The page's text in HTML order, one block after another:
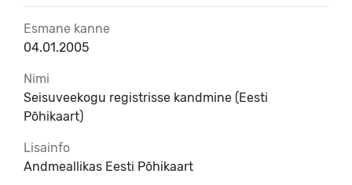
Esmane kanne
04.01.2005
Nimi
Seisuveekogu registrisse kandmine (Eesti
Põhikaart)
Lisainfo
Andmeallikas Eesti Põhikaart